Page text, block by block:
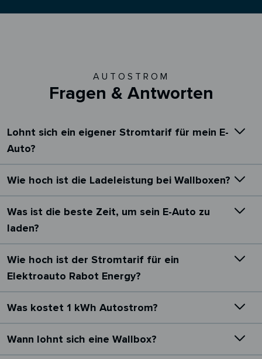
AUTOSTROM
Fragen & Antworten
Lohnt sich ein eigener Stromtarif für mein E-
Auto?
Wie hoch ist die Ladeleistung bei Wallboxen?
Was ist die beste Zeit, um sein E-Auto zu
laden?
Wie hoch ist der Stromtarif für ein
Elektroauto Rabot Energy?
Was kostet 1 kWh Autostrom?
Wann lohnt sich eine Wallbox?